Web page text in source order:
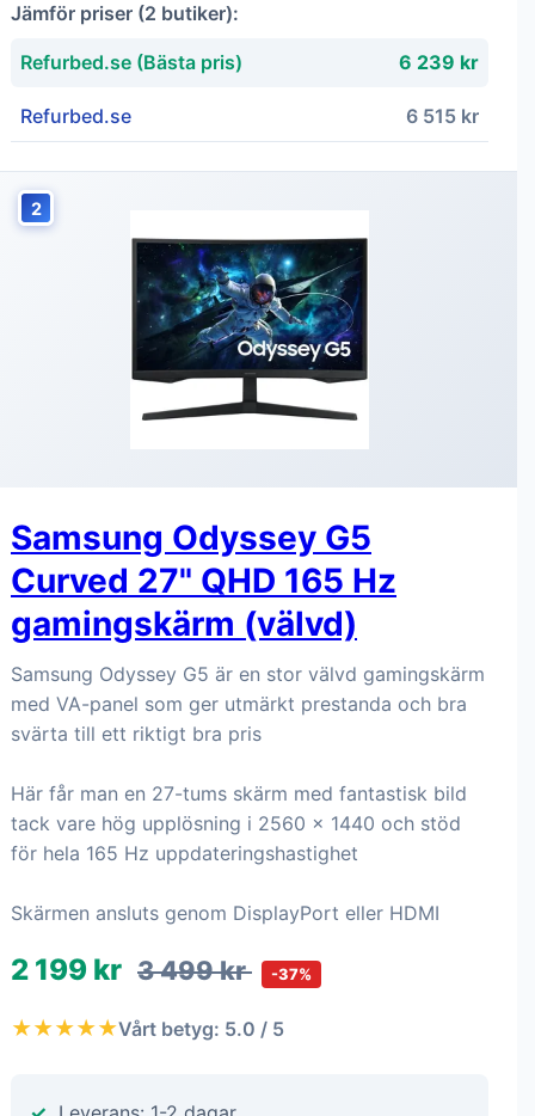
Jämför priser (2 butiker):
Refurbed.se (Bästa pris) 6 239 kr
Refurbed.se 6 515 kr
2
Samsung Odyssey G5
Curved 27" QHD 165 Hz
gamingskärm (välvd)
Samsung Odyssey G5 är en stor välvd gamingskärm
med VA-panel som ger utmärkt prestanda och bra
svärta till ett riktigt bra pris
Här får man en 27-tums skärm med fantastisk bild
tack vare hög upplösning i 2560 x 1440 och stöd
för hela 165 Hz uppdateringshastighet
Skärmen ansluts genom DisplayPort eller HDMI
2 199 kr 3 499 kr -37%
★★★★★Vårt betyg: 5.0 / 5